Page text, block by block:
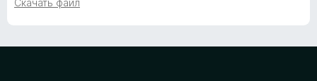
Скачать файл